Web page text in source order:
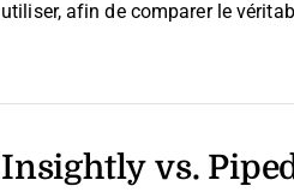
utiliser, afin de comparer le
Insightly vs.